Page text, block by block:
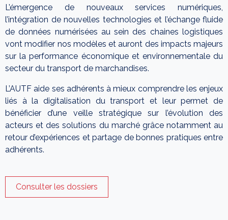
L’émergence de nouveaux services numériques,
l’intégration de nouvelles technologies et l’échange fluide
de données numérisées au sein des chaines logistiques
vont modifier nos modèles et auront des impacts majeurs
sur la performance économique et environnementale du
secteur du transport de marchandises.
L’AUTF aide ses adhérents à mieux comprendre les enjeux
liés à la digitalisation du transport et leur permet de
bénéficier d’une veille stratégique sur l’évolution des
acteurs et des solutions du marché grâce notamment au
retour d’expériences et partage de bonnes pratiques entre
adhérents.
Consulter les dossiers